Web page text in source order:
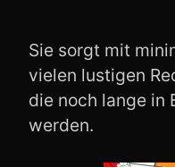
Sie sorgt mit
vielen lustigen
die noch lange in
werden.